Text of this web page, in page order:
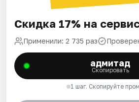
Скидка 17% на
Применили: 2 735 раз
адмитад
Скопировать
1 шаг. Скопируйте